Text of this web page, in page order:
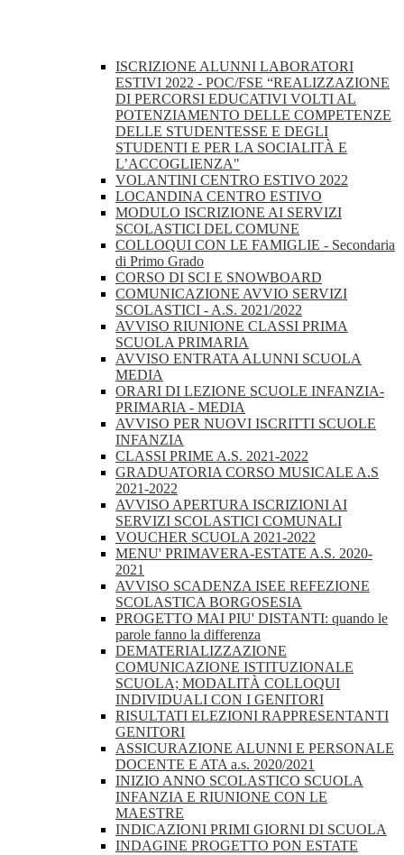
ISCRIZIONE ALUNNI LABORATORI
ESTIVI 2022 - POC/FSE “REALIZZAZIONE
DI PERCORSI EDUCATIVI VOLTI AL
POTENZIAMENTO DELLE COMPETENZE
DELLE STUDENTESSE E DEGLI
STUDENTI E PER LA SOCIALITÀ E
L’ACCOGLIENZA"
VOLANTINI CENTRO ESTIVO 2022
LOCANDINA CENTRO ESTIVO
MODULO ISCRIZIONE AI SERVIZI
SCOLASTICI DEL COMUNE
COLLOQUI CON LE FAMIGLIE - Secondaria
di Primo Grado
CORSO DI SCI E SNOWBOARD
COMUNICAZIONE AVVIO SERVIZI
SCOLASTICI - A.S. 2021/2022
AVVISO RIUNIONE CLASSI PRIMA
SCUOLA PRIMARIA
AVVISO ENTRATA ALUNNI SCUOLA
MEDIA
ORARI DI LEZIONE SCUOLE INFANZIA-
PRIMARIA - MEDIA
AVVISO PER NUOVI ISCRITTI SCUOLE
INFANZIA
CLASSI PRIME A.S. 2021-2022
GRADUATORIA CORSO MUSICALE A.S
2021-2022
AVVISO APERTURA ISCRIZIONI AI
SERVIZI SCOLASTICI COMUNALI
VOUCHER SCUOLA 2021-2022
MENU' PRIMAVERA-ESTATE A.S. 2020-
2021
AVVISO SCADENZA ISEE REFEZIONE
SCOLASTICA BORGOSESIA
PROGETTO MAI PIU' DISTANTI: quando le
parole fanno la differenza
DEMATERIALIZZAZIONE
COMUNICAZIONE ISTITUZIONALE
SCUOLA; MODALITÀ COLLOQUI
INDIVIDUALI CON I GENITORI
RISULTATI ELEZIONI RAPPRESENTANTI
GENITORI
ASSICURAZIONE ALUNNI E PERSONALE
DOCENTE E ATA a.s. 2020/2021
INIZIO ANNO SCOLASTICO SCUOLA
INFANZIA E RIUNIONE CON LE
MAESTRE
INDICAZIONI PRIMI GIORNI DI SCUOLA
INDAGINE PROGETTO PON ESTATE